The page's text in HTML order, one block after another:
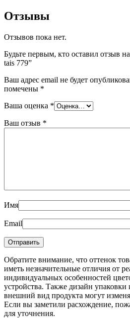
Отзывы
Отзывов пока нет.
Будьте первым, кто оставил отзыв
tais 779”
Ваш адрес email не будет
помечены *
Ваша оценка *
Ваш отзыв *
Имя
Email
Обратите внимание, что оттенок
иметь незначительные отличия от
индивидуальных особенностей
устройства. Также дизайн
внешний вид продукта могут
Если вы заметили расхождение,
для уточнения.